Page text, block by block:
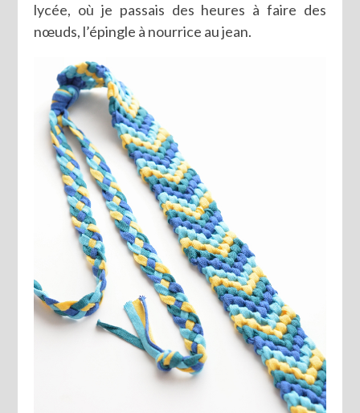
lycée, où je passais des heures à faire des
nœuds, l’épingle à nourrice au jean.